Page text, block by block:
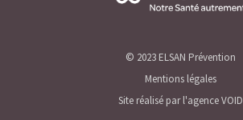
© 2023 ELSAN Prévention
Mentions légales
Site réalisé par l'agence VOID